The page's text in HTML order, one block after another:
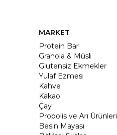
MARKET
Protein Bar
Granola & Müsli
Glutensiz Ekmekler
Yulaf Ezmesi
Kahve
Kakao
Çay
Propolis ve Arı Ürünleri
Besin Mayası